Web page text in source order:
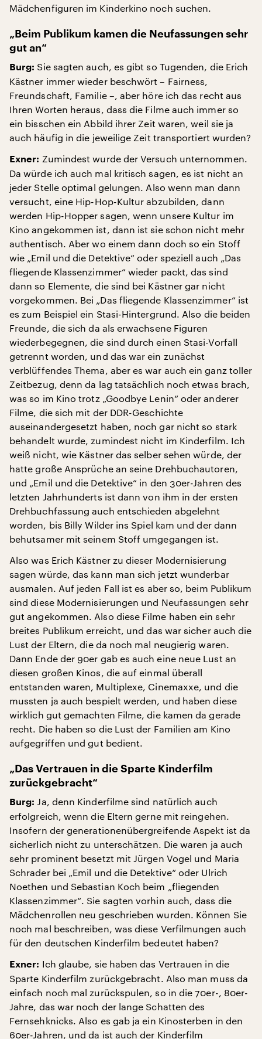
Mädchenfiguren im Kinderkino noch suchen.
„Beim Publikum kamen die Neufassungen sehr
gut an“
Burg: Sie sagten auch, es gibt so Tugenden, die Erich
Kästner immer wieder beschwört – Fairness,
Freundschaft, Familie –, aber höre ich das recht aus
Ihren Worten heraus, dass die Filme auch immer so
ein bisschen ein Abbild ihrer Zeit waren, weil sie ja
auch häufig in die jeweilige Zeit transportiert wurden?
Exner: Zumindest wurde der Versuch unternommen.
Da würde ich auch mal kritisch sagen, es ist nicht an
jeder Stelle optimal gelungen. Also wenn man dann
versucht, eine Hip-Hop-Kultur abzubilden, dann
werden Hip-Hopper sagen, wenn unsere Kultur im
Kino angekommen ist, dann ist sie schon nicht mehr
authentisch. Aber wo einem dann doch so ein Stoff
wie „Emil und die Detektive“ oder speziell auch „Das
fliegende Klassenzimmer“ wieder packt, das sind
dann so Elemente, die sind bei Kästner gar nicht
vorgekommen. Bei „Das fliegende Klassenzimmer“ ist
es zum Beispiel ein Stasi-Hintergrund. Also die beiden
Freunde, die sich da als erwachsene Figuren
wiederbegegnen, die sind durch einen Stasi-Vorfall
getrennt worden, und das war ein zunächst
verblüffendes Thema, aber es war auch ein ganz toller
Zeitbezug, denn da lag tatsächlich noch etwas brach,
was so im Kino trotz „Goodbye Lenin“ oder anderer
Filme, die sich mit der DDR-Geschichte
auseinandergesetzt haben, noch gar nicht so stark
behandelt wurde, zumindest nicht im Kinderfilm. Ich
weiß nicht, wie Kästner das selber sehen würde, der
hatte große Ansprüche an seine Drehbuchautoren,
und „Emil und die Detektive“ in den 30er-Jahren des
letzten Jahrhunderts ist dann von ihm in der ersten
Drehbuchfassung auch entschieden abgelehnt
worden, bis Billy Wilder ins Spiel kam und der dann
behutsamer mit seinem Stoff umgegangen ist.
Also was Erich Kästner zu dieser Modernisierung
sagen würde, das kann man sich jetzt wunderbar
ausmalen. Auf jeden Fall ist es aber so, beim Publikum
sind diese Modernisierungen und Neufassungen sehr
gut angekommen. Also diese Filme haben ein sehr
breites Publikum erreicht, und das war sicher auch die
Lust der Eltern, die da noch mal neugierig waren.
Dann Ende der 90er gab es auch eine neue Lust an
diesen großen Kinos, die auf einmal überall
entstanden waren, Multiplexe, Cinemaxxe, und die
mussten ja auch bespielt werden, und haben diese
wirklich gut gemachten Filme, die kamen da gerade
recht. Die haben so die Lust der Familien am Kino
aufgegriffen und gut bedient.
„Das Vertrauen in die Sparte Kinderfilm
zurückgebracht“
Burg: Ja, denn Kinderfilme sind natürlich auch
erfolgreich, wenn die Eltern gerne mit reingehen.
Insofern der generationenübergreifende Aspekt ist da
sicherlich nicht zu unterschätzen. Die waren ja auch
sehr prominent besetzt mit Jürgen Vogel und Maria
Schrader bei „Emil und die Detektive“ oder Ulrich
Noethen und Sebastian Koch beim „fliegenden
Klassenzimmer“. Sie sagten vorhin auch, dass die
Mädchenrollen neu geschrieben wurden. Können Sie
noch mal beschreiben, was diese Verfilmungen auch
für den deutschen Kinderfilm bedeutet haben?
Exner: Ich glaube, sie haben das Vertrauen in die
Sparte Kinderfilm zurückgebracht. Also man muss da
einfach noch mal zurückspulen, so in die 70er-, 80er-
Jahre, das war noch der lange Schatten des
Fernsehknicks. Also es gab ja ein Kinosterben in den
60er-Jahren, und da ist auch der Kinderfilm